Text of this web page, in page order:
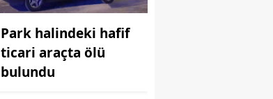
Park halindeki hafif
ticari araçta ölü
bulundu